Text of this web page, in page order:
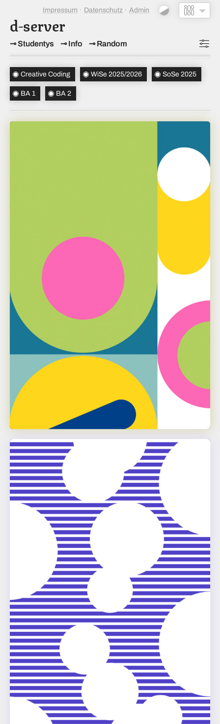
d-server
Studentys Info Random
Impressum Datenschutz Admin
Topics(1)
Studiensemester
Bachelorsemester(2)
Creative Coding WiSe 2025/2026 SoSe 2025
BA 1 BA 2
Alexandra Dick
Niko Rodust